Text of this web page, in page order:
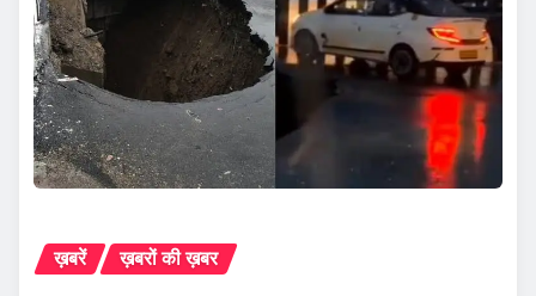
ख़बरें ख़बरों की ख़बर